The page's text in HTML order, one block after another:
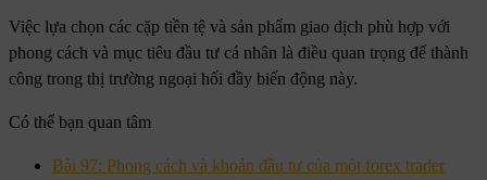
Việc lựa chọn các cặp tiền tệ và sản phẩm giao dịch phù hợp với
phong cách và mục tiêu đầu tư cá nhân là điều quan trọng để thành
công trong thị trường ngoại hối đầy biến động này.
Có thể bạn quan tâm
Bài 97: Phong cách và khoản đầu tư của một forex trader